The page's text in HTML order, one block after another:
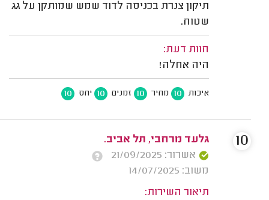
תיקון צנרת בכניסה לדוד שמש שמותקן על גג
שטוח.
חוות דעת:
היה אחלה!
איכות 10 מחיר 10 זמנים 10 יחס 10
גלעד מרחבי, תל אביב.
אשרור: 21/09/2025
משוב: 14/07/2025
תיאור השירות:
10